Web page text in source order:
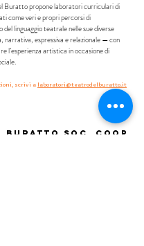
Buratto propone laboratori curriculari di
come veri e propri percorsi di
del linguaggio teatrale nelle sue diverse
narrativa, espressiva e relazionale — con
l’esperienza artistica in occasione di
scrivi a laboratori@teatrodelburatto.it
Buratto Soc. Coop